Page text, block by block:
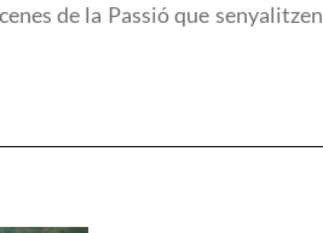
de la Passió que senyalitzen